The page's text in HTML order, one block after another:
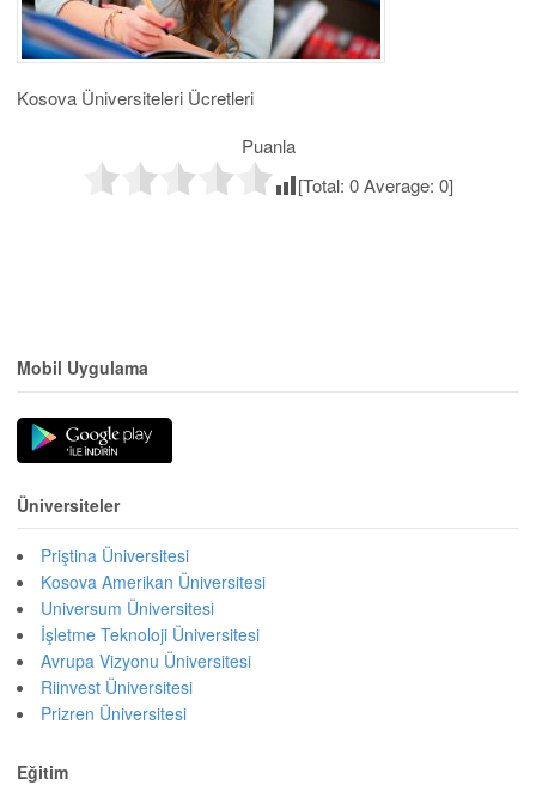
Kosova Üniversiteleri Ücretleri
Puanla
[Total: 0Average: 0]
Mobil Uygulama
Üniversiteler
Priştina Üniversitesi
Kosova Amerikan Üniversitesi
Universum Üniversitesi
İşletme Teknoloji Üniversitesi
Avrupa Vizyonu Üniversitesi
Riinvest Üniversitesi
Prizren Üniversitesi
Eğitim